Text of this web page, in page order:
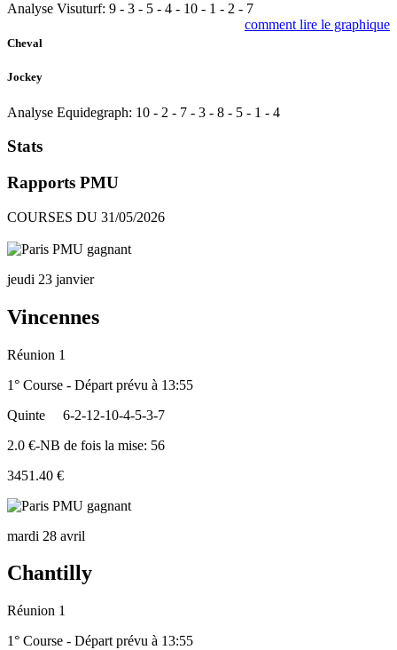
Analyse Visuturf: 9 - 3 - 5 - 4 - 10 - 1 - 2 - 7
comment lire le graphique
Cheval
Jockey
Analyse Equidegraph: 10 - 2 - 7 - 3 - 8 - 5 - 1 - 4
Stats
Rapports PMU
COURSES DU 31/05/2026
jeudi 23 janvier
Vincennes
Réunion 1
1° Course - Départ prévu à 13:55
Quinte
6-2-12-10-4-5-3-7
2.0 €-NB de fois la mise: 56
3451.40 €
mardi 28 avril
Chantilly
Réunion 1
1° Course - Départ prévu à 13:55